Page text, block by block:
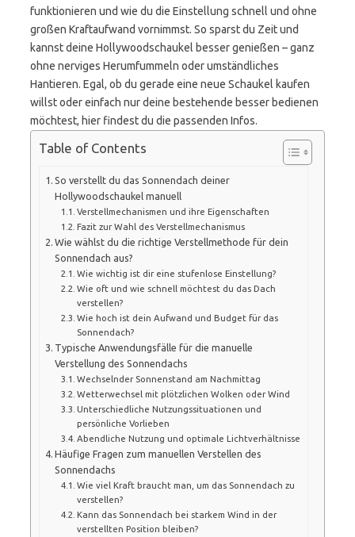
funktionieren und wie du die Einstellung schnell und ohne
großen Kraftaufwand vornimmst. So sparst du Zeit und
kannst deine Hollywoodschaukel besser genießen – ganz
ohne nerviges Herumfummeln oder umständliches
Hantieren. Egal, ob du gerade eine neue Schaukel kaufen
willst oder einfach nur deine bestehende besser bedienen
möchtest, hier findest du die passenden Infos.
Table of Contents
So verstellt du das Sonnendach deiner
Hollywoodschaukel manuell
Verstellmechanismen und ihre Eigenschaften
Fazit zur Wahl des Verstellmechanismus
Wie wählst du die richtige Verstellmethode für dein
Sonnendach aus?
Wie wichtig ist dir eine stufenlose Einstellung?
Wie oft und wie schnell möchtest du das Dach
verstellen?
Wie hoch ist dein Aufwand und Budget für das
Sonnendach?
Typische Anwendungsfälle für die manuelle
Verstellung des Sonnendachs
Wechselnder Sonnenstand am Nachmittag
Wetterwechsel mit plötzlichen Wolken oder Wind
Unterschiedliche Nutzungssituationen und
persönliche Vorlieben
Abendliche Nutzung und optimale Lichtverhältnisse
Häufige Fragen zum manuellen Verstellen des
Sonnendachs
Wie viel Kraft braucht man, um das Sonnendach zu
verstellen?
Kann das Sonnendach bei starkem Wind in der
verstellten Position bleiben?